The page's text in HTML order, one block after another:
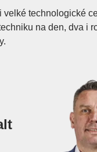
velké technologické
na den, dva i